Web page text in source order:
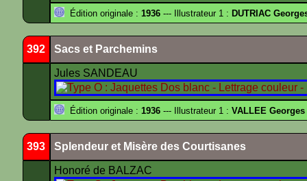
Édition originale : 1936 --- Illustrateur 1 : DUTRIAC
392 Sacs et Parchemins
Jules SANDEAU
Édition originale : 1936 --- Illustrateur 1 : VALLEE Georges
393 Splendeur et Misère des Courtisanes
Honoré de BALZAC